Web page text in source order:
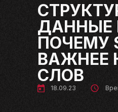
ДАННЫЕ
ПОЧЕМУ
ВАЖНЕЕ
СЛОВ
18.09.23